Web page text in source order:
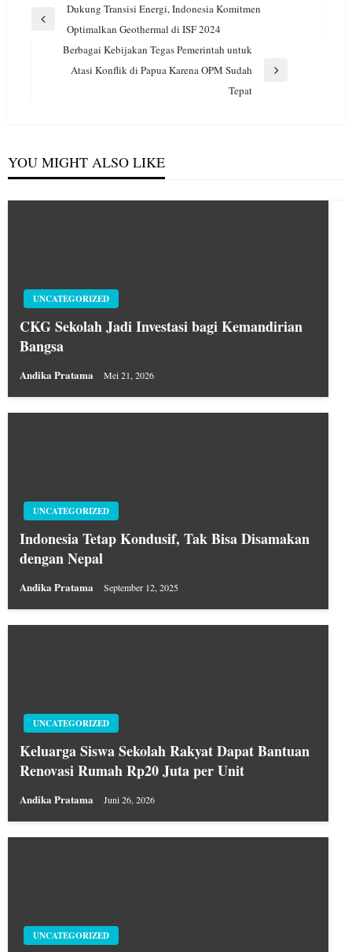
Navigasi
Previous
Dukung Transisi Energi, Indonesia Komitmen
Optimalkan Geothermal di ISF 2024
Berbagai Kebijakan Tegas Pemerintah untuk
Atasi Konflik di Papua Karena OPM Sudah
Tepat
YOU MIGHT ALSO LIKE
UNCATEGORIZED
CKG Sekolah Jadi Investasi bagi Kemandirian
Bangsa
Andika Pratama Mei 21, 2026
UNCATEGORIZED
Indonesia Tetap Kondusif, Tak Bisa Disamakan
dengan Nepal
Andika Pratama September 12, 2025
UNCATEGORIZED
Keluarga Siswa Sekolah Rakyat Dapat Bantuan
Renovasi Rumah Rp20 Juta per Unit
Andika Pratama Juni 26, 2026
UNCATEGORIZED